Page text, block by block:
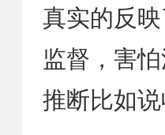
真实的反
监督，害
推断比如说